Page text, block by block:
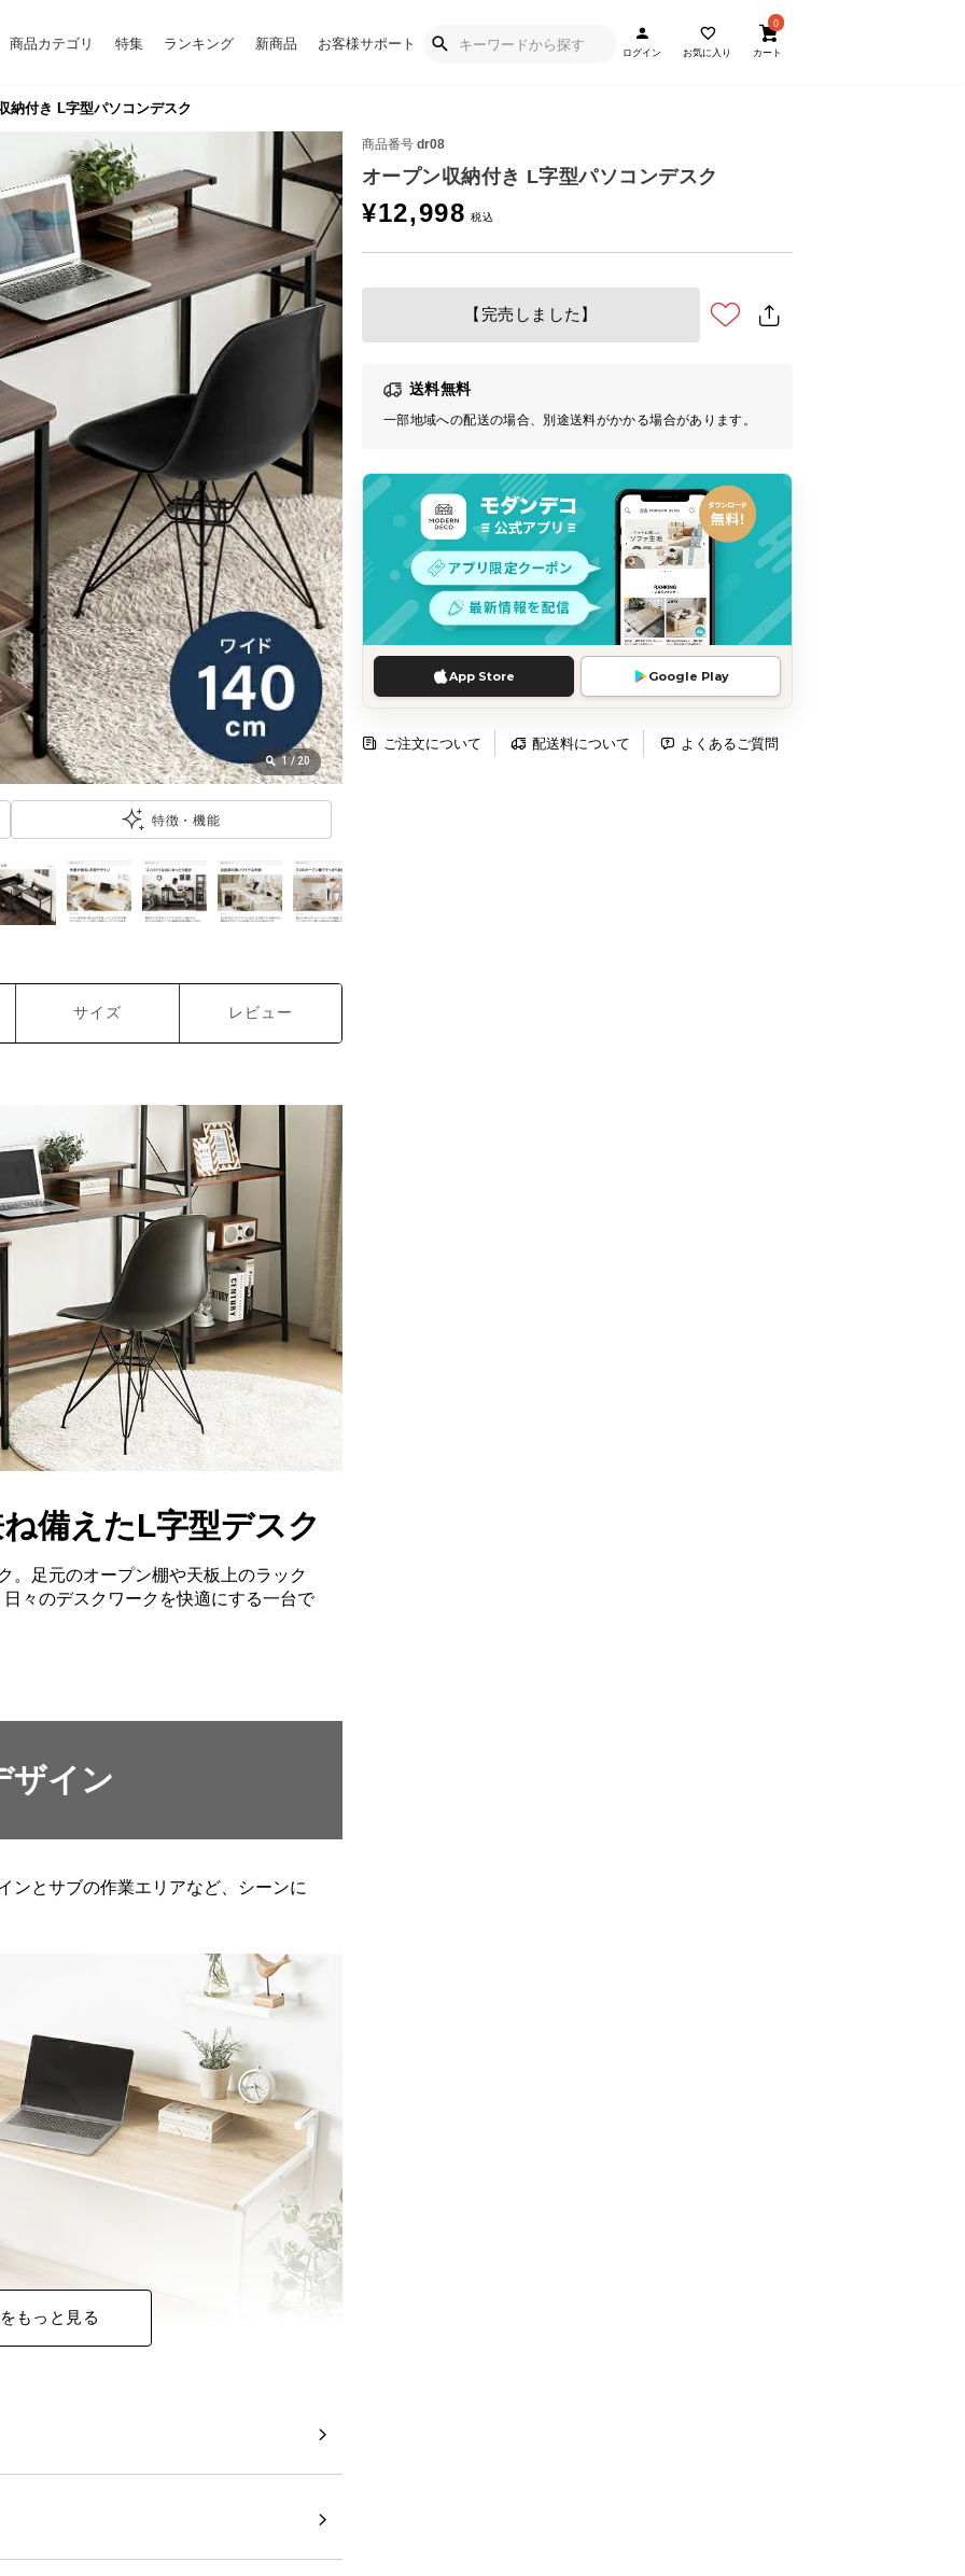
商品カテゴリ 特集 ランキング 新商品 お客様サポート
ログイン お気に入り
0
カート
納付き L字型パソコンデスク
商品番号 dr08
オープン収納付き L字型パソコンデスク
¥12,998
【完売しました】
送料無料
一部地域への配送の場合、別途送料がかかる場合があります。
App Store Google Play
ご注文について 配送料について よくあるご質問
1/20
特徴・機能
サイズ レビュー
備えたL字型デスク
。足元のオープン棚や天板上のラック
々のデスクワークを快適にする一台で
ザイン
ンとサブの作業エリアなど、シーンに
ったり設計
もっと見る